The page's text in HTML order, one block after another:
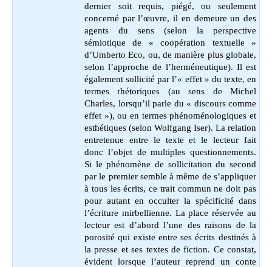
dernier soit requis, piégé, ou seulement
concerné par l’œuvre, il en demeure un des
agents du sens (selon la perspective
sémiotique de « coopération textuelle »
d’Umberto Eco, ou, de manière plus globale,
selon l’approche de l’herméneutique). Il est
également sollicité par l’« effet » du texte, en
termes rhétoriques (au sens de Michel
Charles, lorsqu’il parle du « discours comme
effet »), ou en termes phénoménologiques et
esthétiques (selon Wolfgang Iser). La relation
entretenue entre le texte et le lecteur fait
donc l’objet de multiples questionnements.
Si le phénomène de sollicitation du second
par le premier semble à même de s’appliquer
à tous les écrits, ce trait commun ne doit pas
pour autant en occulter la spécificité dans
l’écriture mirbellienne. La place réservée au
lecteur est d’abord l’une des raisons de la
porosité qui existe entre ses écrits destinés à
la presse et ses textes de fiction. Ce constat,
évident lorsque l’auteur reprend un conte